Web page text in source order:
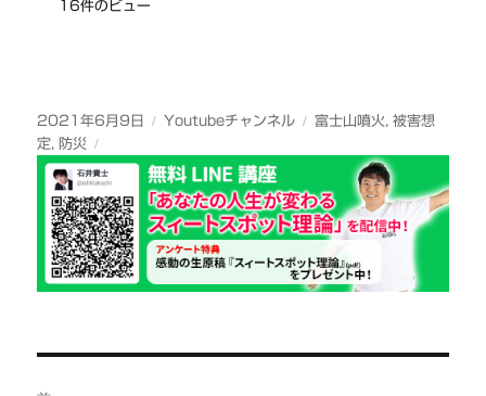
16件のビュー
投
稿
日:
2021年6月9日
カ
ゴ
リ
ー
Youtubeチャンネル
タ
富士山噴火,被害想
定, 防災